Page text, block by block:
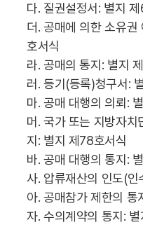
다. 질권설정서: 별지
더. 공매에 의한 소유
호서식
라. 공매의 통지: 별지
러. 등기(등록)청구서:
마. 공매 대행의 의뢰:
머. 국가 또는 지방자
지: 별지 제78호서식
바. 공매 대행의 통지:
사. 압류재산의 인도(
아. 공매참가 제한의
자. 수의계약의 통지: